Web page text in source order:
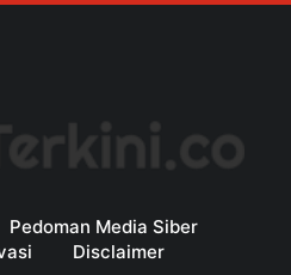
Pedoman Media Siber
Disclaimer